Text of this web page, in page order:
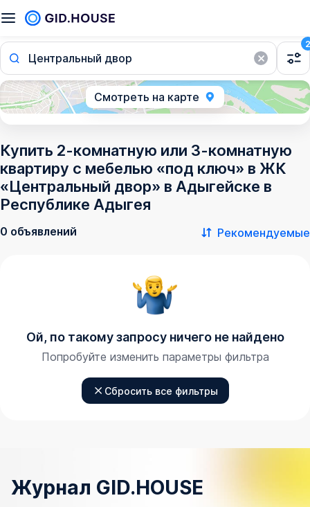
Центральный двор
2
Смотреть на карте
Купить 2-комнатную или 3-комнатную
квартиру с мебелью «под ключ» в ЖК
«Центральный двор» в Адыгейске в
Республике Адыгея
0 объявлений Рекомендуемые
Ой, по такому запросу ничего не найдено
Попробуйте изменить параметры фильтра
Сбросить все фильтры
Журнал GID.HOUSE